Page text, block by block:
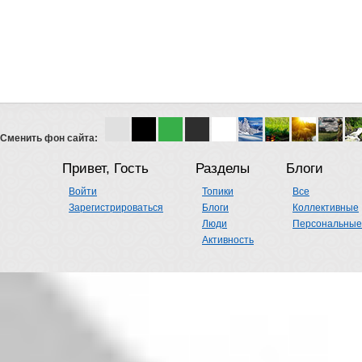
Сменить фон сайта:
Привет, Гость
Войти
Зарегистрироваться
Разделы
Топики
Блоги
Люди
Активность
Блоги
Все
Коллективные
Персональные